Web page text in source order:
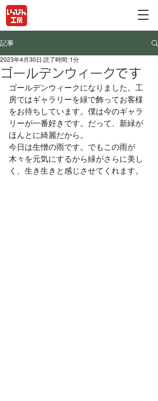
記事
ゴールデンウィークです
2023年4月30日 読了時間: 1分
ゴールデンウィークになりました。工
房ではギャラリーを緑で飾ってお客様
をお待ちしています。僕は今のギャラ
リーが一番好きです。だって、新緑が
ほんとに綺麗だから。
今日は生憎の雨です。でもこの雨が
木々を元気にするから緑がさらに美し
く、生き生きと感じさせてくれます。